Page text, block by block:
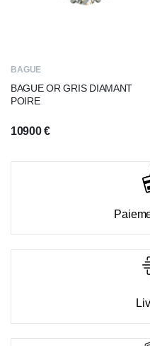
BAGUE
BAGUE OR GRIS DIAMANT
POIRE
10900€